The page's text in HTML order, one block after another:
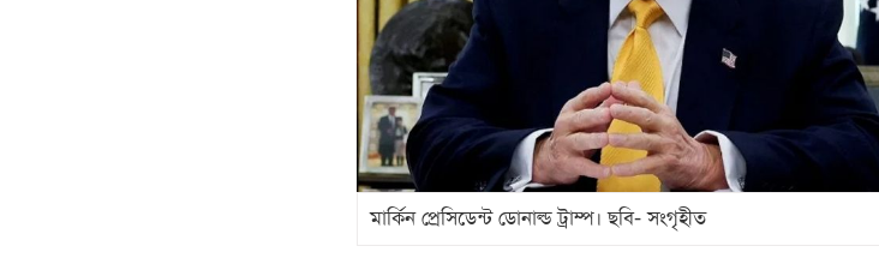
মার্কিন প্রেসিডেন্ট ডোনাল্ড ট্রাম্প। ছবি- সংগৃহীত